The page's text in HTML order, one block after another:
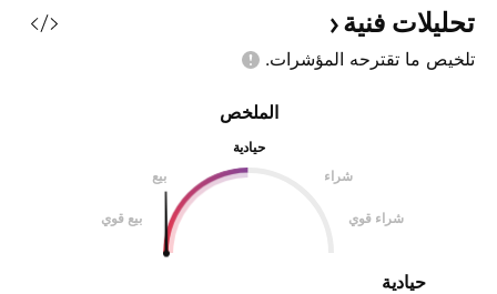
تحليلات فنية
تلخيص ما تقترحه المؤشرات.
الملخص
حيادية
بيع
شراء
بيع قوي شراء قوي
حيادية